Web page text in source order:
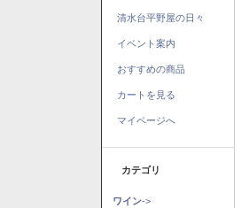
清水台平野屋の日々
イベント案内
おすすめの商品
カートを見る
マイページへ
カテゴリ
ワイン->